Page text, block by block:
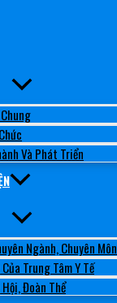
Và Phát Triển
Ngành, Chuyên Môn
Trung Tâm Y Tế
Đoàn Thể